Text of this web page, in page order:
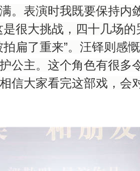
。表演时我既要保持内
是很大挑战，四十几场
拍扁了重来”。汪铎则感
公主。这个角色有很多
信大家看完这部戏，会